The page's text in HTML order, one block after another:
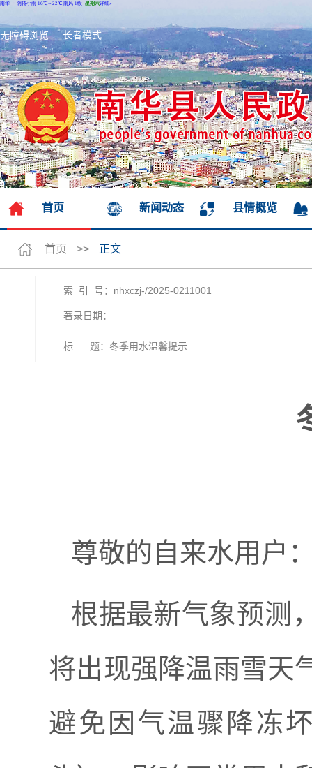
无障碍浏览 长者模式
首页 新闻动态 县情概览
首页 >> 正文
索 引 号：nhxczj-/2025-0211001
著录日期：
标 题：冬季用水温馨提示
尊敬的自来水用户
根据最新气象预测
将出现强降温雨雪天
避免因气温骤降冻